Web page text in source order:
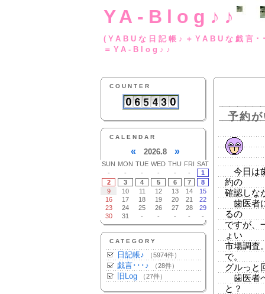
YA-Blog♪♪
(YABUな日記帳♪
＝YA-Blog♪♪
COUNTER
CALENDAR
« 2026.8 »
SUN MON TUE WED THU FRI SAT
-
- - - - -
1
2
3 4 5 6 7
8
9
10 11 12 13 14
15
16
17 18 19 20 21
22
23
24 25 26 27 28
29
30
31 - - - - -
CATEGORY
日記帳♪ （5974件）
戯言･･･♪ （28件）
旧Log （27件）
予約
今日は
約の
確認しな
歯医者
るの
ですが、
ょい
市場調査
で。
グルっと
歯医者
と？